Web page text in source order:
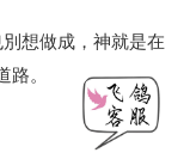
想做成，神就是在
。